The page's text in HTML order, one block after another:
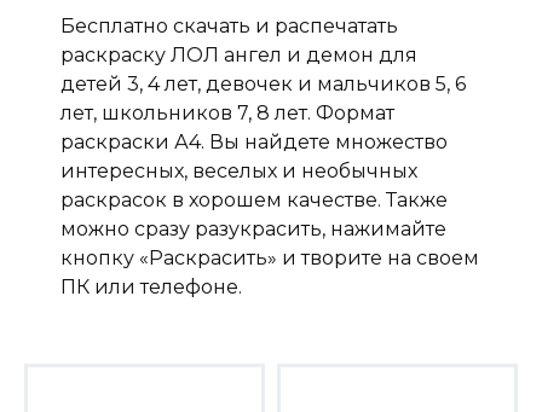
Бесплатно скачать и распечатать
раскраску ЛОЛ ангел и демон для
детей 3, 4 лет, девочек и мальчиков 5, 6
лет, школьников 7, 8 лет. Формат
раскраски А4. Вы найдете множество
интересных, веселых и необычных
раскрасок в хорошем качестве. Также
можно сразу разукрасить, нажимайте
кнопку «Раскрасить» и творите на своем
ПК или телефоне.